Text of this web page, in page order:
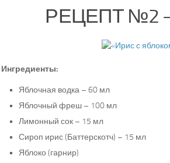
РЕЦЕПТ №2 –
Ингредиенты:
Яблочная водка – 60 мл
Яблочный фреш – 100 мл
Лимонный сок – 15 мл
Сироп ирис (Баттерскотч) – 15 мл
Яблоко (гарнир)